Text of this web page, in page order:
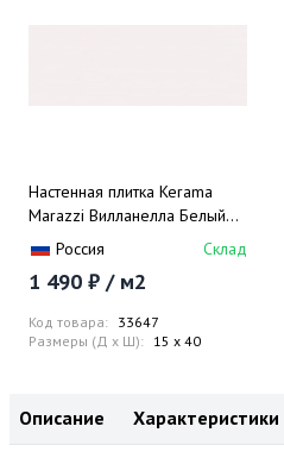
Настенная плитка Kerama
Marazzi Вилланелла Белый
15000 15x40
Россия Склад
1 490 ₽ / м2
Код товара: 33647
Размеры (Д x Ш): 15 x 40
Описание Характеристики